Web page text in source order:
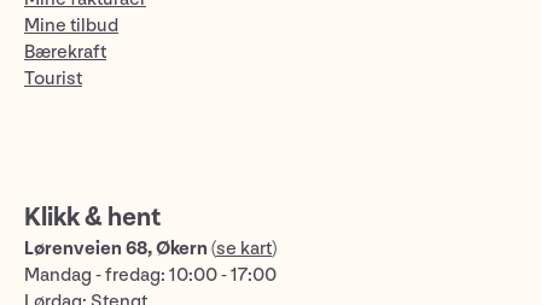
Mine tilbud
Bærekraft
Tourist
Klikk & hent
Lørenveien 68, Økern (se kart)
Mandag - fredag: 10:00 - 17:00